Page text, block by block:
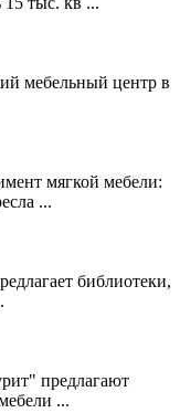
мебельный центр в
мягкой мебели:
...
библиотеки,
предлагают
...